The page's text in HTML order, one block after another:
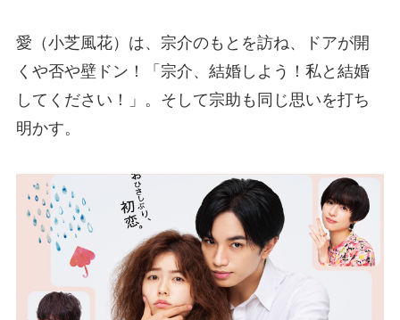
愛（小芝風花）は、宗介のもとを訪ね、ドアが開
くや否や壁ドン！「宗介、結婚しよう！私と結婚
してください！」。そして宗助も同じ思いを打ち
明かす。